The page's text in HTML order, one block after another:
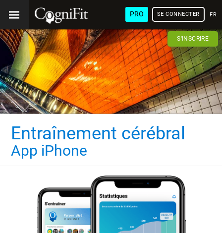
PRO SE CONNECTER
S'INSCRIRE
Entraînement cérébral
App iPhone